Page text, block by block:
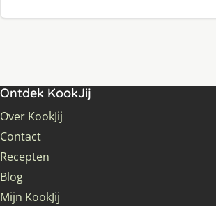
Ontdek KookJij
Over KookJij
Contact
Recepten
Blog
Mijn KookJij